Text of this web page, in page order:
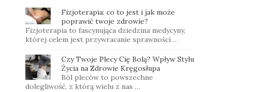
Fizjoterapia: co to jest i jak może
poprawić twoje zdrowie?
Fizjoterapia to fascynująca dziedzina medycyny,
której celem jest przywracanie sprawności …
Czy Twoje Plecy Cię Bolą? Wpływ Stylu
Życia na Zdrowie Kręgosłupa
Ból pleców to powszechne
dolegliwość, z którą wielu z nas …